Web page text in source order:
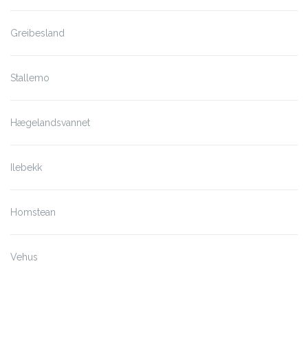
Greibesland
Stallemo
Hægelandsvannet
Ilebekk
Homstean
Vehus